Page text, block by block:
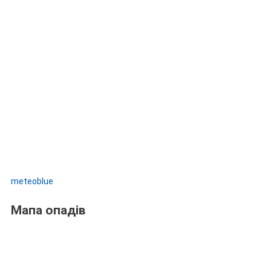
meteoblue
Мапа опадів